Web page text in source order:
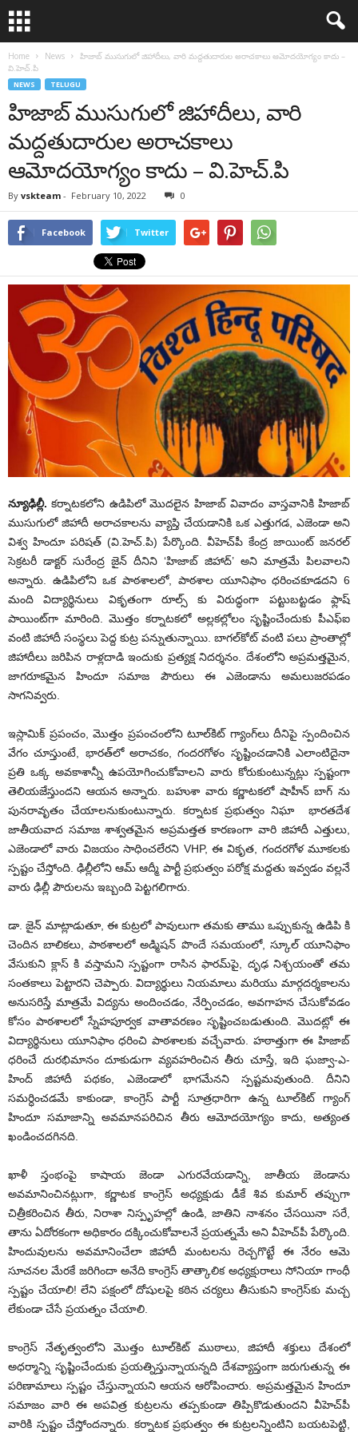
Home News
హిజాబ్ ముసుగులో జిహాదీలు, వారి మద్దతుదారుల అరాచకాలు ఆమోదయోగ్యం కాదు –
వి.హెచ్‌.పి
NEWS TELUGU
హిజాబ్ ముసుగులో జిహాదీలు, వారి
మద్దతుదారుల అరాచకాలు
ఆమోదయోగ్యం కాదు – వి.హెచ్‌.పి
By vskteam - February 10, 2022 0
Facebook Twitter
న్యూఢిల్లీ. కర్నాటకలోని ఉడిపిలో మొదలైన హిజాబ్ వివాదం వాస్తవానికి హిజాబ్
ముసుగులో జిహాదీ అరాచకాలను వ్యాప్తి చేయడానికి ఒక ఎత్తుగడ, ఎజెండా అని
విశ్వ హిందూ ప‌రిష‌త్ (వి.హెచ్‌.పి) పేర్కొంది. వీహెచ్‌పీ కేంద్ర జాయింట్ జనరల్
సెక్రటరీ డాక్టర్ సురేంద్ర జైన్ దీనిని ‘హిజాబ్ జిహాద్’ అని మాత్రమే పిలవాలని
అన్నారు. ఉడిపిలోని ఒక పాఠశాలలో, పాఠశాల యూనిఫాం ధరించకూడదని 6
మంది విద్యార్థినులు వికృతంగా రూల్స్ కు విరుద్ధంగా పట్టుబట్టడం ఫ్లాష్
పాయింట్‌గా మారింది. మొత్తం కర్నాటకలో అల్లకల్లోలం సృష్టించేందుకు పీఎఫ్‌ఐ
వంటి జిహాదీ సంస్థలు పెద్ద కుట్ర పన్నుతున్నాయి. బాగల్‌కోట్‌ వంటి పలు ప్రాంతాల్లో
జిహాదీలు జరిపిన రాళ్లదాడి ఇందుకు ప్రత్యక్ష నిదర్శనం. దేశంలోని అప్రమత్తమైన,
జాగరూకమైన హిందూ సమాజ పౌరులు ఈ ఎజెండాను అమలుజరపడం
సాగనివ్వరు.
ఇస్లామిక్ ప్రపంచం, మొత్తం ప్రపంచంలోని టూల్‌కిట్ గ్యాంగ్‌లు దీనిపై స్పందించిన
వేగం చూస్తుంటే, భారత్‌లో అరాచకం, గందరగోళం సృష్టించడానికి ఎలాంటిదైనా
ప్రతి ఒక్క అవకాశాన్నీ ఉపయోగించుకోవాలని వారు కోరుకుంటున్నట్లు స్పష్టంగా
తెలియజేస్తుందని ఆయన అన్నారు. బహుశా వారు కర్ణాటకలో షాహీన్‌ బాగ్‌ ను
పునరావృతం చేయాలనుకుంటున్నారు. కర్నాటక ప్రభుత్వం నిఘా భారతదేశ‌
జాతీయవాద సమాజ‌ శాశ్వతమైన అప్రమత్తత కారణంగా వారి జిహాదీ ఎత్తులు,
ఎజెండాలో వారు విజయం సాధించలేరని VHP, ఈ వికృత, గందరగోళ మూకలకు
స్పష్టం చేస్తోంది. ఢిల్లీలోని ఆమ్ ఆద్మీ పార్టీ ప్రభుత్వం పరోక్ష మద్దతు ఇవ్వడం వల్లనే
వారు ఢిల్లీ పౌరులను ఇబ్బంది పెట్టగలిగారు.
డా. జైన్ మాట్లాడుతూ, ఈ కుట్రలో పావులుగా తమకు తాము ఒప్పుకున్న ఉడిపి కి
చెందిన బాలికలు, పాఠశాలలో అడ్మిషన్ పొందే సమయంలో, స్కూల్ యూనిఫాం
వేసుకుని క్లాస్ కి వస్తామని స్పష్టంగా రాసిన ఫారమ్‌పై, దృఢ నిశ్చయంతో తమ
సంతకాలు పెట్టారని చెప్పారు. విద్యార్థులు నియమాలు మరియు మార్గదర్శకాలను
అనుసరిస్తే మాత్రమే విద్యను అందించడం, నేర్పించడం, అవగాహన చేసుకోవడం
కోసం పాఠశాలలో స్నేహపూర్వక వాతావరణం సృష్టించబడుతుంది. మొదట్లో ఈ
విద్యార్థినులు యూనిఫాం ధరించి పాఠశాలకు వచ్చేవారు. హఠాత్తుగా ఈ హిజాబ్
ధరించే దురభిమానం దూకుడుగా వ్యవహరించిన తీరు చూస్తే, ఇది ఘజ్వా-ఎ-
హింద్ జిహాదీ పథకం, ఎజెండాలో భాగమేనని స్పష్టమవుతుంది. దీనిని
సమర్ధించడమే కాకుండా, కాంగ్రెస్ పార్టీ సూత్రధారిగా ఉన్న టూల్‌కిట్ గ్యాంగ్
హిందూ సమాజాన్ని అవమానపరిచిన తీరు ఆమోదయోగ్యం కాదు, అత్యంత
ఖండించదగినది.
ఖాళీ స్తంభంపై కాషాయ జెండా ఎగురవేయడాన్ని, జాతీయ జెండాను
అవమానించినట్లుగా, కర్ణాటక కాంగ్రెస్ అధ్యక్షుడు డీకే శివ కుమార్ తప్పుగా
చిత్రీకరించిన తీరు, నిరాశా నిస్పృహల్లో ఉండి, జాతిని నాశనం చేసయినా సరే,
తాను ఏదోరకంగా అధికారం దక్కించుకోవాలనే ప్రయత్నమే అని వీహెచ్‌పీ పేర్కొంది.
హిందువులను అవమానించేలా జిహాదీ మంటలను రెచ్చగొట్టే ఈ నేరం ఆమె
సూచనల మేరకే జరిగిందా అనేది కాంగ్రెస్ తాత్కాలిక అధ్యక్షురాలు సోనియా గాంధీ
స్పష్టం చేయాలి! లేని పక్షంలో దోషులపై కఠిన చర్యలు తీసుకుని కాంగ్రెస్‌కు మచ్చ
లేకుండా చేసే ప్రయత్నం చేయాలి.
కాంగ్రెస్ నేతృత్వంలోని మొత్తం టూల్‌కిట్ ముఠాలు, జిహాదీ శక్తులు దేశంలో
అధర్మాన్ని సృష్టించేందుకు ప్రయత్నిస్తున్నాయన్నది దేశవ్యాప్తంగా జరుగుతున్న ఈ
పరిణామాలు స్పష్టం చేస్తున్నాయని ఆయన ఆరోపించారు. అప్రమత్తమైన హిందూ
సమాజం వారి ఈ అపవిత్ర కుట్రలను తప్పకుండా తిప్పికొడుతుందని వీహెచ్‌పీ
వారికి స్పష్టం చేస్తోందన్నారు. కర్నాటక ప్రభుత్వం ఈ కుట్రలన్నింటిని బయటపెట్టి,